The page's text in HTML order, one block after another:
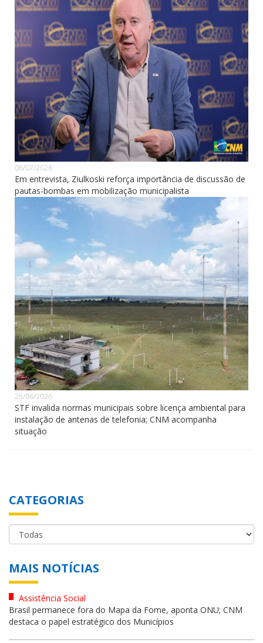
06/07/2026
Em entrevista, Ziulkoski reforça importância de discussão de
pautas-bombas em mobilização municipalista
25/06/2026
STF invalida normas municipais sobre licença ambiental para
instalação de antenas de telefonia; CNM acompanha
situação
CATEGORIAS
MAIS NOTÍCIAS
Assistência Social
Brasil permanece fora do Mapa da Fome, aponta ONU; CNM
destaca o papel estratégico dos Municípios